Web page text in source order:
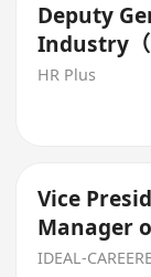
Deputy
Industry（
HR Plus
Vice
Manager